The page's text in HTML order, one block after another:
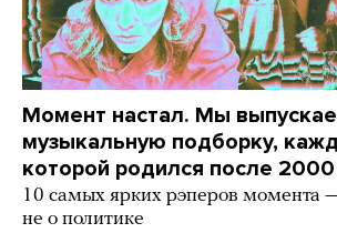
Момент настал. Мы
музыкальную подборку,
которой родился после
10 самых ярких рэперов момента
не о политике